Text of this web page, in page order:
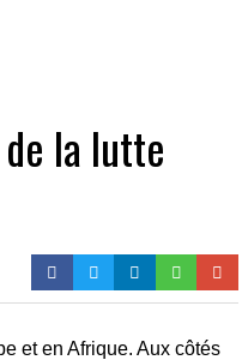
la lutte
et en Afrique. Aux côtés